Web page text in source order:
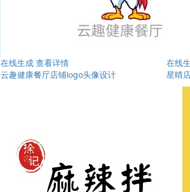
在线生成 查看详情
云趣健康餐厅店铺logo头像设计
在线
星晴